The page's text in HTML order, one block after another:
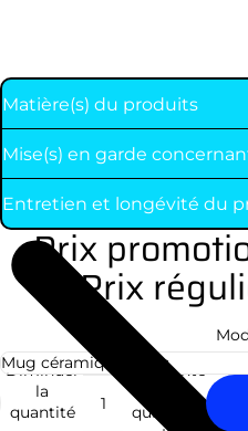
Matière(s) du produits
Mise(s) en garde
Entretien et longévité du
Prix
Prix
Diminuer
la
quantité
Augmenter
quantité